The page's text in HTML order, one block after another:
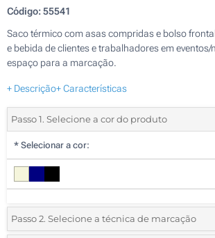
Código:55541
Saco térmico com asas compridas e bolso
e bebida de clientes e trabalhadores em eventos/
espaço para a marcação.
+ Descrição+ Características
Passo 1. Selecione a cor do produto
* Selecionar a cor:
Passo 2. Selecione a técnica de marcação